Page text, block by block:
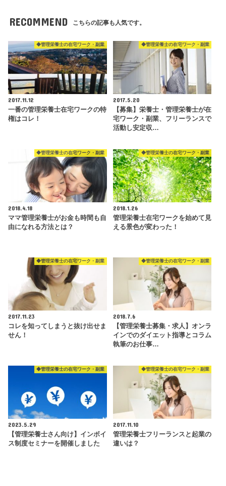
RECOMMEND こちらの記事も人気です。
◆管理栄養士の在宅ワーク・副業
2017.11.12
一番の管理栄養士在宅ワークの特
権はコレ！
◆管理栄養士の在宅ワーク・副業
2017.5.20
【募集】栄養士・管理栄養士が在
宅ワーク・副業、フリーランスで
活動し安定収…
◆管理栄養士の在宅ワーク・副業
2018.4.18
ママ管理栄養士がお金も時間も自
由になれる方法とは？
◆管理栄養士の在宅ワーク・副業
2018.1.26
管理栄養士在宅ワークを始めて見
える景色が変わった！
◆管理栄養士の在宅ワーク・副業
2017.11.23
コレを知ってしまうと抜け出せま
せん！
◆管理栄養士の在宅ワーク・副業
2018.7.6
【管理栄養士募集・求人】オンラ
インでのダイエット指導とコラム
執筆のお仕事…
◆管理栄養士の在宅ワーク・副業
2023.5.29
【管理栄養士さん向け】インボイ
ス制度セミナーを開催しました
◆管理栄養士の在宅ワーク・副業
2017.11.10
管理栄養士フリーランスと起業の
違いは？